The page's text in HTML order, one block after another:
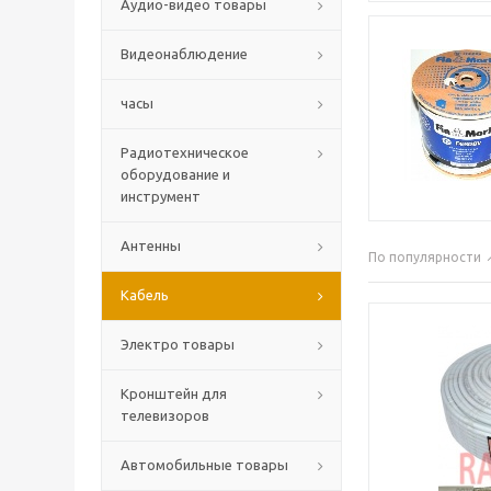
Аудио-видео товары
Видеонаблюдение
часы
Радиотехническое
оборудование и
инструмент
Антенны
Кабель
Электро товары
Кронштейн для
телевизоров
Автомобильные товары
По популярности